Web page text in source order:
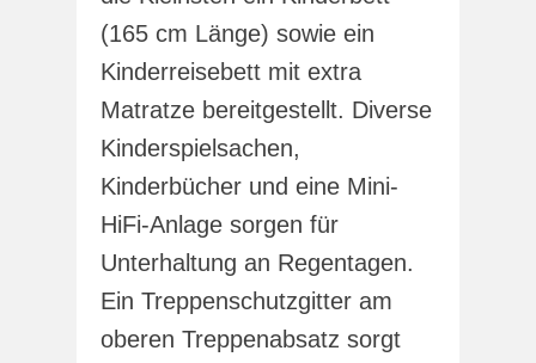
(165 cm Länge) sowie ein
Kinderreisebett mit extra
Matratze bereitgestellt. Diverse
Kinderspielsachen,
Kinderbücher und eine Mini-
HiFi-Anlage sorgen für
Unterhaltung an Regentagen.
Ein Treppenschutzgitter am
oberen Treppenabsatz sorgt